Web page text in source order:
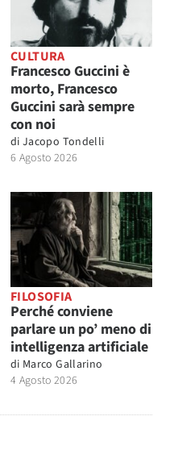
CULTURA
Francesco Guccini è
morto, Francesco
Guccini sarà sempre
con noi
di Jacopo Tondelli
6 Agosto 2026
FILOSOFIA
Perché conviene
parlare un po’ meno di
intelligenza artificiale
di Marco Gallarino
4 Agosto 2026